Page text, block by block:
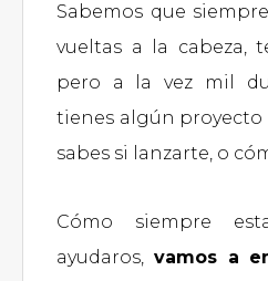
Sabemos que
vueltas a la cabeza,
pero a la vez mil
tienes algún
sabes si lanzarte, o
Cómo siempre
ayudaros, vamos a